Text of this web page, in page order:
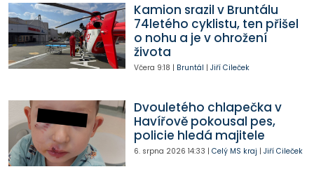
Kamion srazil v Bruntálu
74letého cyklistu, ten přišel
o nohu a je v ohrožení
života
Včera 9:18 | Bruntál | Jiří Cileček
Dvouletého chlapečka v
Havířově pokousal pes,
policie hledá majitele
6. srpna 2026 14:33 | Celý MS kraj | Jiří Cileček